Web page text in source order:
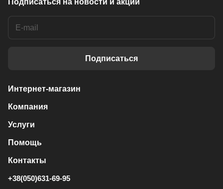
Подписаться на новости и акции
Подписаться
Интернет-магазин
Компания
Услуги
Помощь
Контакты
+38(050)631-69-95